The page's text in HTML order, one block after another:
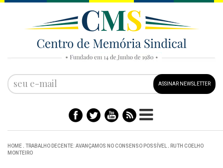
ASSINAR NEWSLETTER
HOME TRABALHO DECENTE: AVANÇAMOS NO CONSENSO POSSÍVEL
RUTH COELHO
MONTEIRO